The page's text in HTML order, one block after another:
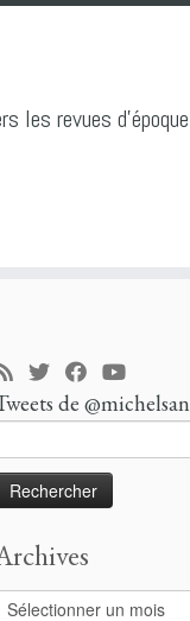
les revues d'époque
de
Archives